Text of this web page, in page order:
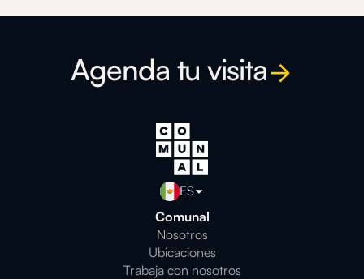
Agenda tu visita
ES
Comunal
Nosotros
Ubicaciones
Trabaja con nosotros